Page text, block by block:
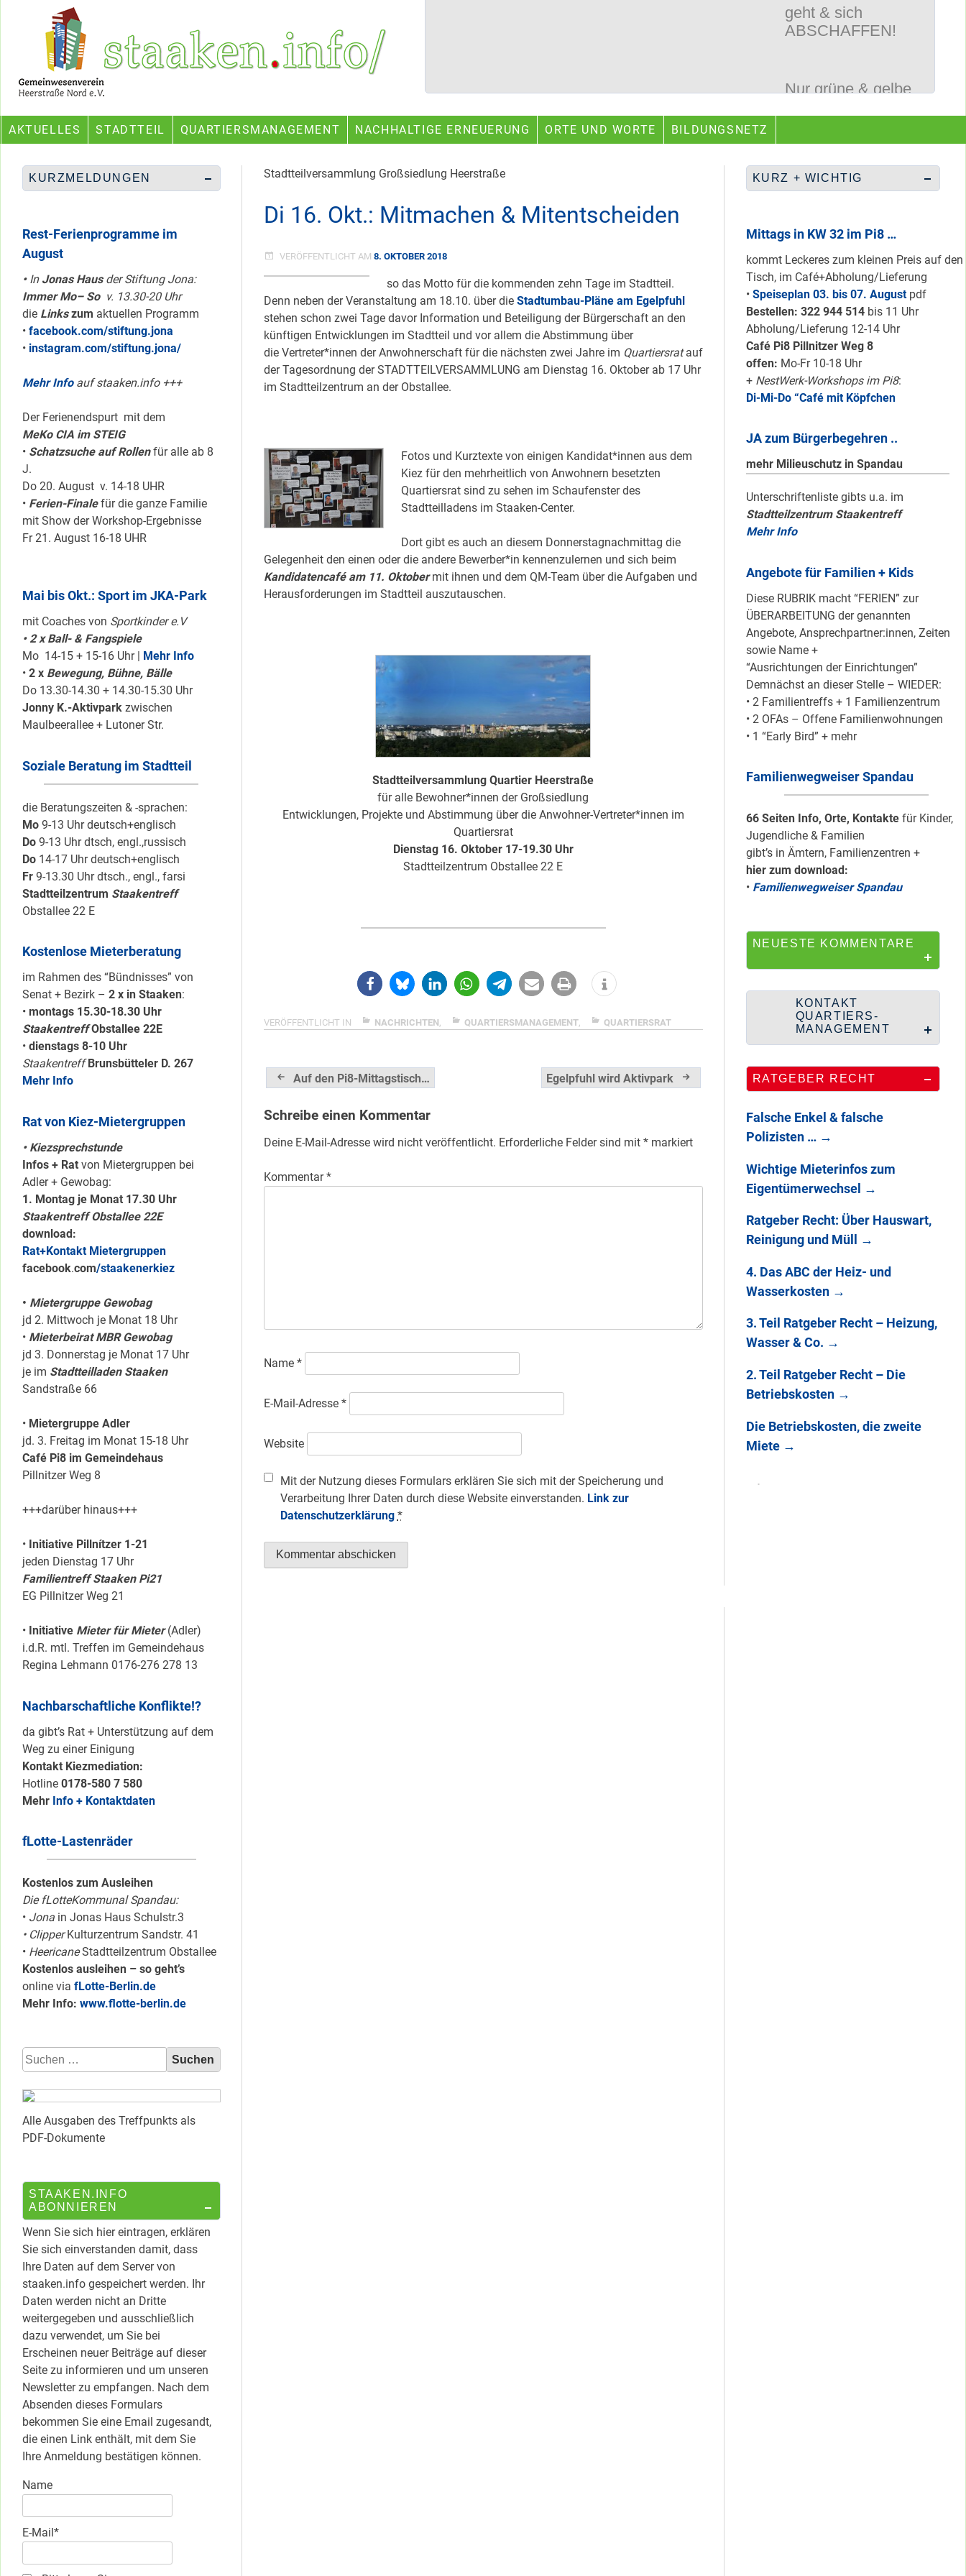
Ein Projekt des Gemeinwesenvereins Heerstraße Nord
AKTUELLES STADTTEIL QUARTIERSMANAGEMENT NACHHALTIGE ERNEUERUNG ORTE UND WORTE BILDUNGSNETZ
Stadtteilversammlung Großsiedlung Heerstraße
Di 16. Okt.: Mitmachen & Mitentscheiden
VERÖFFENTLICHT AM 8. OKTOBER 2018
so das Motto für die kommenden zehn Tage im Stadtteil.
Denn neben der Veranstaltung am 18.10. über die Stadtumbau-Pläne am Egelpfuhl
stehen schon zwei Tage davor Information und Beteiligung der Bürgerschaft an den
künftigen Entwicklungen im Stadtteil und vor allem die Abstimmung über
die Vertreter*innen der Anwohnerschaft für die nächsten zwei Jahre im Quartiersratauf
der Tagesordnung der STADTTEILVERSAMMLUNG am Dienstag 16. Oktober ab 17 Uhr
im Stadtteilzentrum an der Obstallee.
Fotos und Kurztexte von einigen Kandidat*innen aus dem
Kiez für den mehrheitlich von Anwohnern besetzten
Quartiersrat sind zu sehen im Schaufenster des
Stadtteilladens im Staaken-Center.
Dort gibt es auch an diesem Donnerstagnachmittag die
Gelegenheit den einen oder die andere Bewerber*in kennenzulernen und sich beim
Kandidatencafé am 11. Oktobermit ihnen und dem QM-Team über die Aufgaben und
Herausforderungen im Stadtteil auszutauschen.
Stadtteilversammlung Quartier Heerstraße
für alle Bewohner*innen der Großsiedlung
Entwicklungen, Projekte und Abstimmung über die Anwohner-Vertreter*innen im
Quartiersrat
Dienstag 16. Oktober 17-19.30 Uhr
Stadtteilzentrum Obstallee 22 E
VERÖFFENTLICHT IN NACHRICHTEN QUARTIERSMANAGEMENT, QUARTIERSRAT
Beitragsnavigation
Auf den Pi8-Mittagstisch… Egelpfuhl wird Aktivpark
Schreibe einen Kommentar
Deine E-Mail-Adresse wird nicht veröffentlicht. Erforderliche Felder sind mit *markiert
Kommentar*
Name *
E-Mail-Adresse *
Website
Mit der Nutzung dieses Formulars erklären Sie sich mit der Speicherung und
Verarbeitung Ihrer Daten durch diese Website einverstanden. Link zur
Datenschutzerklärung *
KURZMELDUNGEN
Rest-Ferienprogramme im
August
•InJonas Hausder Stiftung Jona:
Immer Mo– So v. 13.30-20 Uhr
die Linkszum aktuellen Programm
• facebook.com/stiftung.jona
• instagram.com/stiftung.jona/
Mehr Infoauf staaken.info +++
Der Ferienendspurt mit dem
MeKo CIA im STEIG
• Schatzsuche auf Rollenfür alle ab 8
J.
Do 20. August v. 14-18 UHR
• Ferien-Finalefür die ganze Familie
mit Show der Workshop-Ergebnisse
Fr 21. August 16-18 UHR
Mai bis Okt.: Sport im JKA-Park
mit Coaches von Sportkinder e.V
• 2 x Ball- & Fangspiele
Mo 14-15 + 15-16 Uhr |
Mehr Info
• 2 x Bewegung, Bühne, Bälle
Do 13.30-14.30 + 14.30-15.30 Uhr
Jonny K.-Aktivpark zwischen
Maulbeerallee + Lutoner Str.
Soziale Beratung im Stadtteil
die Beratungszeiten & -sprachen:
Mo 9-13 Uhr deutsch+englisch
Do 9-13 Uhr dtsch, engl.,russisch
Do 14-17 Uhr deutsch+englisch
Fr 9-13.30 Uhr dtsch., engl., farsi
Stadtteilzentrum Staakentreff
Obstallee 22 E
Kostenlose Mieterberatung
im Rahmen des “Bündnisses” von
Senat + Bezirk – 2 x in Staaken:
• montags 15.30-18.30 Uhr
Staakentreff Obstallee 22E
• dienstags 8-10 Uhr
Staakentreff Brunsbütteler D. 267
Mehr Info
Rat von Kiez-Mietergruppen
• Kiezsprechstunde
Infos + Rat von Mietergruppen bei
Adler + Gewobag:
1. Montag je Monat 17.30 Uhr
Staakentreff Obstallee 22E
download:
Rat+Kontakt Mietergruppen
facebook.com/staakenerkiez
• Mietergruppe Gewobag
jd 2. Mittwoch je Monat 18 Uhr
• Mieterbeirat MBR Gewobag
jd 3. Donnerstag je Monat 17 Uhr
je im Stadtteilladen Staaken
Sandstraße 66
• Mietergruppe Adler
jd. 3. Freitag im Monat 15-18 Uhr
Café Pi8 im Gemeindehaus
Pillnitzer Weg 8
+++darüber hinaus+++
• Initiative Pillnítzer 1-21
jeden Dienstag 17 Uhr
Familientreff Staaken Pi21
EG Pillnitzer Weg 21
• Initiative Mieter für Mieter(Adler)
i.d.R. mtl. Treffen im Gemeindehaus
Regina Lehmann 0176-276 278 13
Nachbarschaftliche Konflikte!?
da gibt’s Rat + Unterstützung auf dem
Weg zu einer Einigung
Kontakt Kiezmediation:
Hotline 0178-580 7 580
Mehr Info + Kontaktdaten
fLotte-Lastenräder
Kostenlos zum Ausleihen
Die fLotteKommunal Spandau:
• Jona in Jonas Haus Schulstr.3
• ClipperKulturzentrum Sandstr. 41
• HeericaneStadtteilzentrum Obstallee
Kostenlos ausleihen – so geht’s
online via fLotte-Berlin.de
Mehr Info: www.flotte-berlin.de
Suchen
nach:
Alle Ausgaben des Treffpunkts als
PDF-Dokumente
STAAKEN.INFO
ABONNIEREN
Wenn Sie sich hier eintragen, erklären
Sie sich einverstanden damit, dass
Ihre Daten auf dem Server von
staaken.info gespeichert werden. Ihr
Daten werden nicht an Dritte
weitergegeben und ausschließlich
dazu verwendet, um Sie bei
Erscheinen neuer Beiträge auf dieser
Seite zu informieren und um unseren
Newsletter zu empfangen. Nach dem
Absenden dieses Formulars
bekommen Sie eine Email zugesandt,
die einen Link enthält, mit dem Sie
Ihre Anmeldung bestätigen können.
Name
E-Mail*
KURZ + WICHTIG
Mittags in KW 32 im Pi8 …
kommt Leckeres zum kleinen Preis auf den
Tisch, im Café+Abholung/Lieferung
• Speiseplan 03. bis 07. August pdf
Bestellen: 322 944 514bis 11 Uhr
Abholung/Lieferung 12-14 Uhr
Café Pi8 Pillnitzer Weg 8
offen: Mo-Fr 10-18 Uhr
+ NestWerk-Workshops im Pi8:
Di-Mi-Do “Café mit Köpfchen
JA zum Bürgerbegehren ..
mehr Milieuschutz in Spandau
Unterschriftenliste gibts u.a. im
Stadtteilzentrum Staakentreff
Mehr Info
Angebote für Familien + Kids
Diese RUBRIK macht “FERIEN” zur
ÜBERARBEITUNG der genannten
Angebote, Ansprechpartner:innen, Zeiten
sowie Name +
“Ausrichtungen der Einrichtungen”
Demnächst an dieser Stelle – WIEDER:
• 2 Familientreffs + 1 Familienzentrum
• 2 OFAs – Offene Familienwohnungen
• 1 “Early Bird” + mehr
Familienwegweiser Spandau
66 Seiten Info, Orte, Kontakte für Kinder,
Jugendliche & Familien
gibt’s in Ämtern, Familienzentren +
hier zum download:
• Familienwegweiser Spandau
NEUESTE KOMMENTARE
KONTAKT
QUARTIERS-
MANAGEMENT
RATGEBER RECHT
Falsche Enkel & falsche
Polizisten … →
Wichtige Mieterinfos zum
Eigentümerwechsel →
Ratgeber Recht: Über Hauswart,
Reinigung und Müll
→
4. Das ABC der Heiz- und
Wasserkosten →
3. Teil Ratgeber Recht – Heizung,
Wasser & Co. →
2. Teil Ratgeber Recht – Die
Betriebskosten →
Die Betriebskosten, die zweite
Miete →
Nur grüne & gelbe
2023-25 …
für Heerstraße
schön sauber
halten!
Neuer Look für’s
#Nachbarschaftmachen
Mit dem
Kiez unterwegs …
Lokale Register-
Anlaufstelle in
Staaken
Silber für
Bildungsnetz
Heerstraße
HipHop-Video: Das
ist Mein Viertel!
Mit Mieter-Kohle
auf Senats-Kohle
errichtet
Wie Staaken zu
zwei Hahnebergen
100 Jahre
Heerstraße
Endlich: So war
DAS
2025